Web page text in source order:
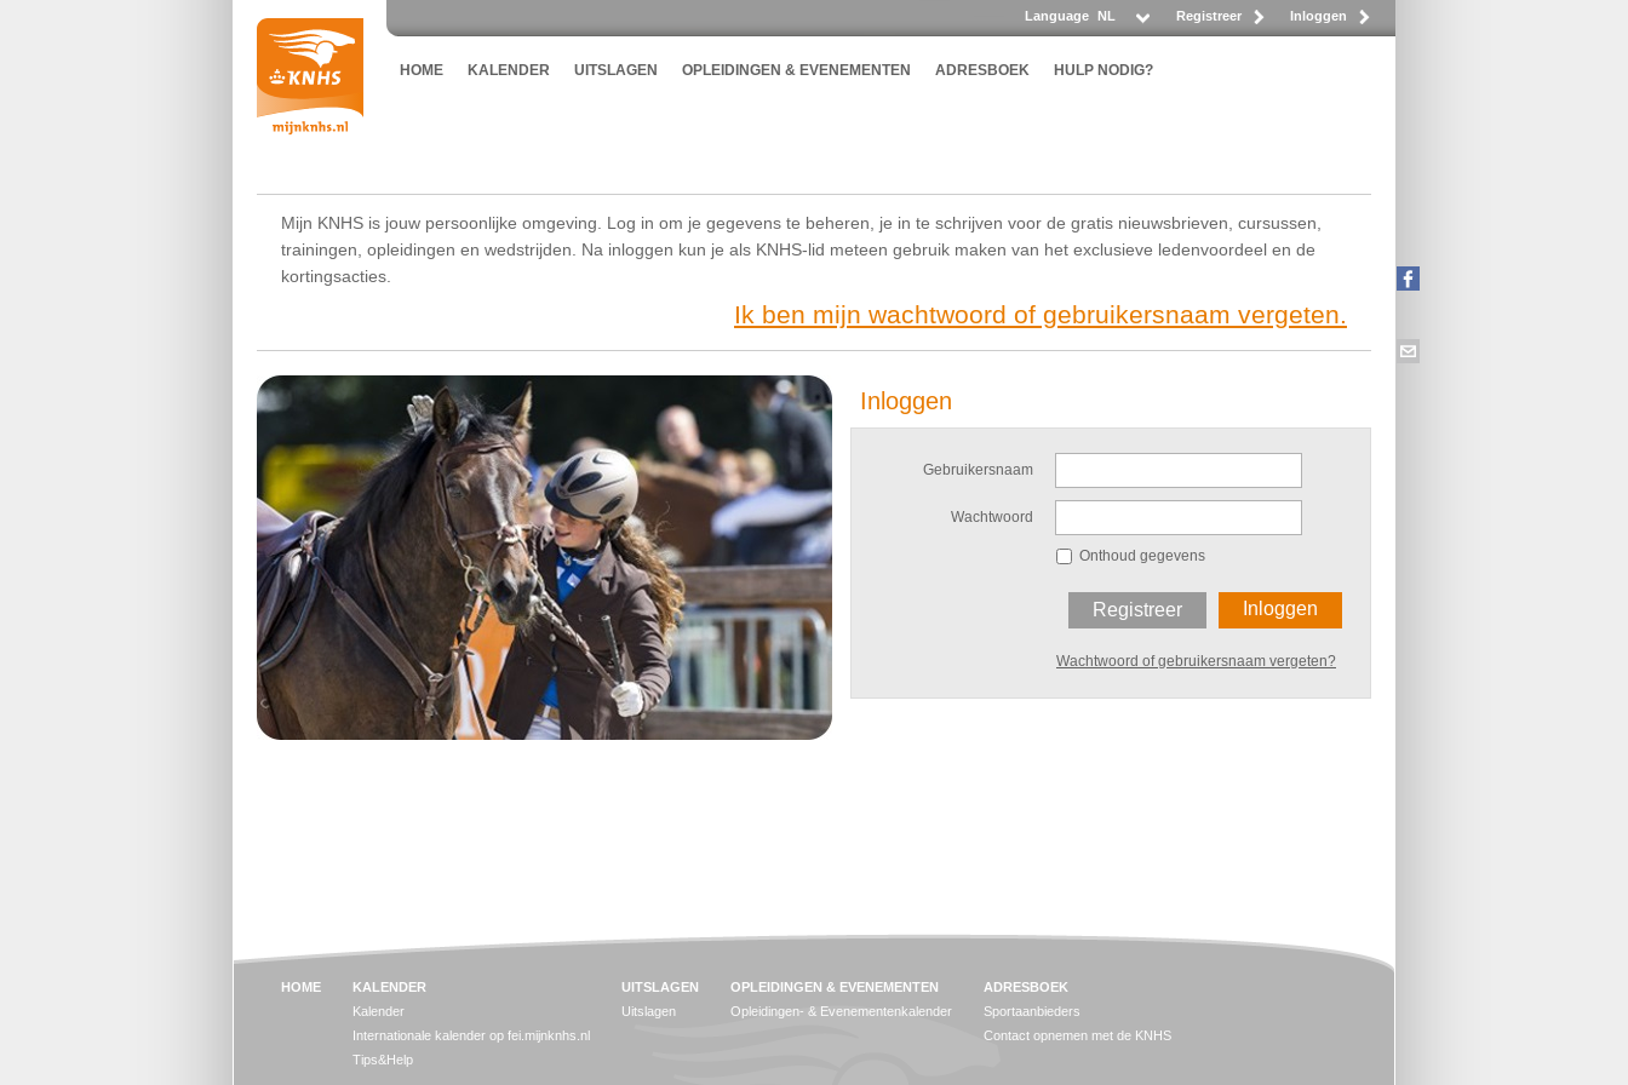
Registreer Inloggen
Language NL
HOME KALENDER UITSLAGEN OPLEIDINGEN & EVENEMENTEN ADRESBOEK HULP NODIG?
Mijn KNHS is jouw persoonlijke omgeving. Log in om je gegevens te beheren, je in te schrijven voor de gratis nieuwsbrieven, cursussen,
trainingen, opleidingen en wedstrijden. Na inloggen kun je als KNHS-lid meteen gebruik maken van het exclusieve ledenvoordeel en de
kortingsacties.
Ik ben mijn wachtwoord of gebruikersnaam vergeten.
Inloggen
Gebruikersnaam
Wachtwoord
Onthoud gegevens
Inloggen
Registreer
Wachtwoord of gebruikersnaam vergeten?
HOME
KALENDER
Kalender
Internationale kalender op fei.mijnknhs.nl
Tips&Help
UITSLAGEN
Uitslagen
OPLEIDINGEN & EVENEMENTEN
Opleidingen- & Evenementenkalender
ADRESBOEK
Sportaanbieders
Contact opnemen met de KNHS